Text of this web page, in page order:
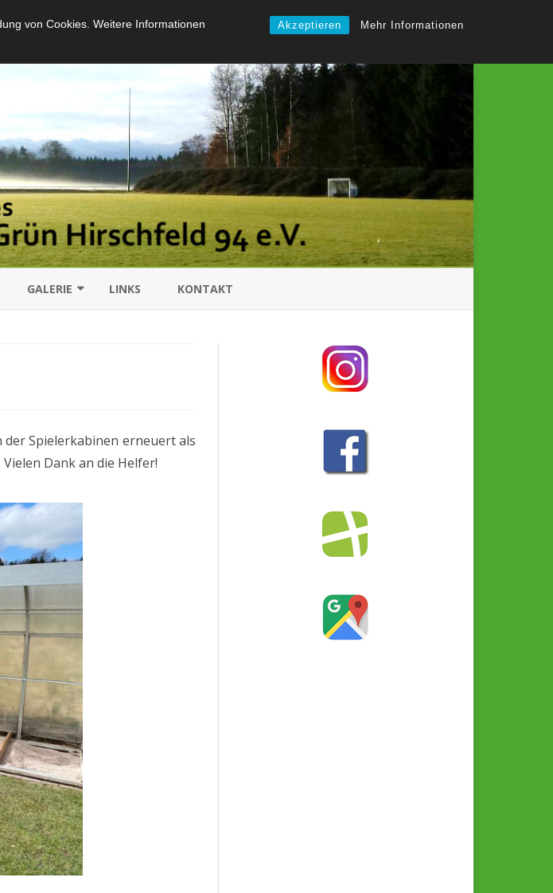
von Cookies. Weitere Informationen
Akzeptieren Mehr Informationen
Skip
to
content
GALERIE LINKS KONTAKT
Spielerkabinen erneuert als
Dank an die Helfer!